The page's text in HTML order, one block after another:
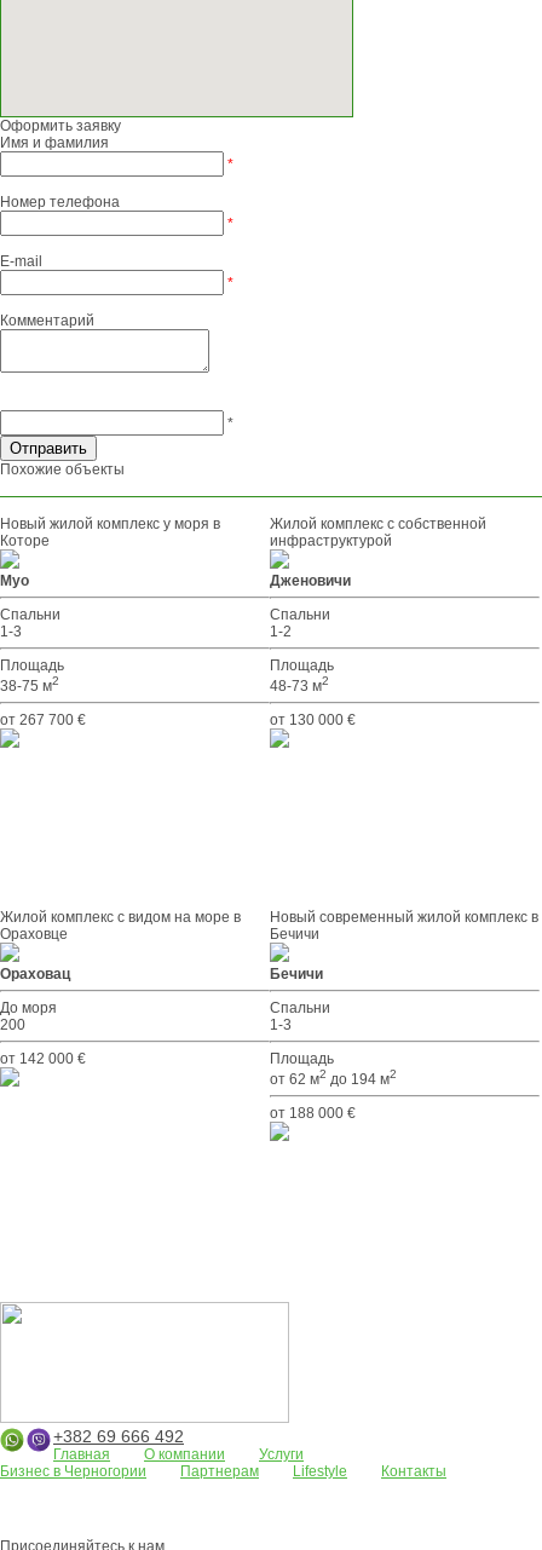
Оформить заявку
Имя и фамилия
*
Номер телефона
*
E-mail
*
Комментарий
*
Похожие объекты
Новый жилой комплекс у моря в
Которе
Муо
Спальни
1-3
Площадь
38-75 м2
от 267 700 €
Жилой комплекс с собственной
инфраструктурой
Дженовичи
Спальни
1-2
Площадь
48-73 м2
от 130 000 €
Жилой комплекс с видом на море в
Ораховце
Ораховац
До моря
200
от 142 000 €
Новый современный жилой комплекс в
Бечичи
Бечичи
Спальни
1-3
Площадь
от 62 м2 до 194 м2
от 188 000 €
+382 69 666 492
Главная О компании
Услуги
Бизнес в Черногории
Партнерам Lifestyle Контакты
Присоединяйтесь к нам